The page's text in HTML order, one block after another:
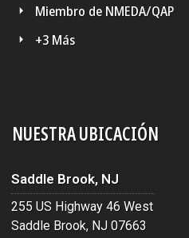
Miembro de NMEDA/QAP
+3 Más
NUESTRA UBICACIÓN
Saddle Brook, NJ
255 US Highway 46 West
Saddle Brook, NJ 07663